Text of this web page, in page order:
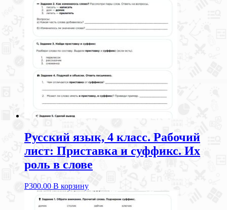
Русский язык, 4 класс. Рабочий
лист: Приставка и суффикс. Их
роль в слове
Р300.00 В корзину